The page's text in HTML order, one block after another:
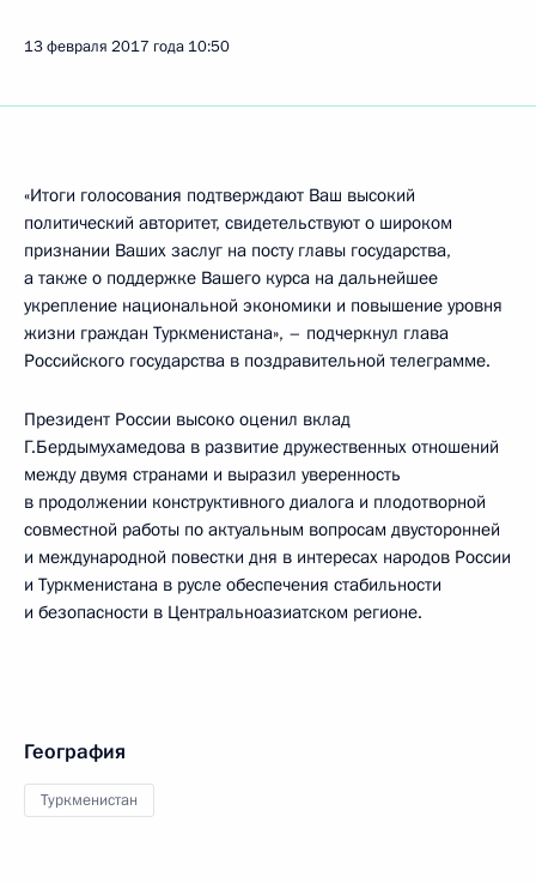
13 февраля 2017 года 10:50
«Итоги голосования подтверждают Ваш высокий
политический авторитет, свидетельствуют о широком
признании Ваших заслуг на посту главы государства,
а также о поддержке Вашего курса на дальнейшее
укрепление национальной экономики и повышение уровня
жизни граждан Туркменистана», – подчеркнул глава
Российского государства в поздравительной телеграмме.
Президент России высоко оценил вклад
Г.Бердымухамедова в развитие дружественных отношений
между двумя странами и выразил уверенность
в продолжении конструктивного диалога и плодотворной
совместной работы по актуальным вопросам двусторонней
и международной повестки дня в интересах народов России
и Туркменистана в русле обеспечения стабильности
и безопасности в Центральноазиатском регионе.
География
Туркменистан